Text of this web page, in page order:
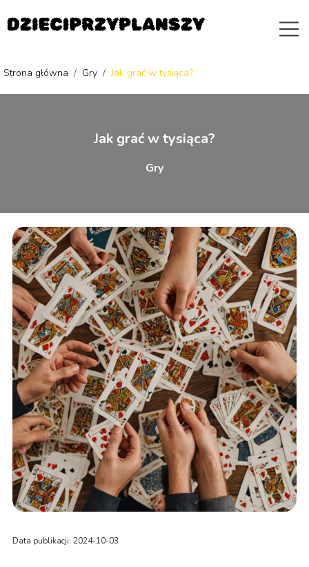
Strona główna / Gry /Jak grać w tysiąca?
Jak grać w tysiąca?
Gry
Data publikacji: 2024-10-03